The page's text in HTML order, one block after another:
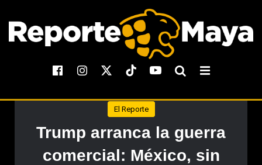
El Reporte
Trump arranca la guerra
comercial: México, sin